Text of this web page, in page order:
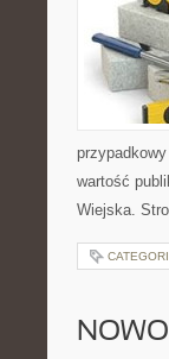
wartość
Wiejska.